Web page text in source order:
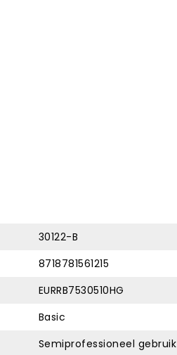
30122-B
8718781561215
EURRB7530510HG
Basic
Semiprofessioneel gebruik